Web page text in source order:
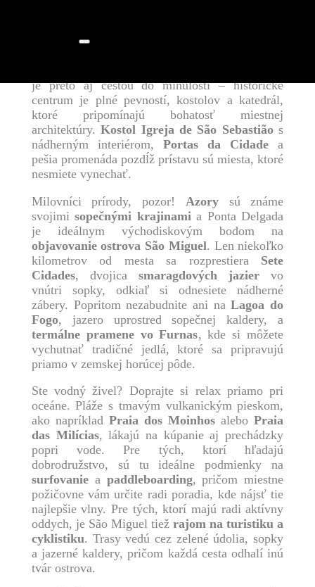
Mesto bolo oficiálne založené v
je preto aj cestou do minulosti – historické
centrum je plné pevností, kostolov a katedrál,
ktoré pripomínajú bohatosť miestnej
architektúry.Kostol Igreja de São Sebastiãos
nádherným interiérom, Portas da Cidade a
pešia promenáda pozdĺž prístavu sú miesta, ktoré
nesmiete vynechať.
Milovníci prírody, pozor! Azorysú známe
svojimisopečnými krajinami a Ponta Delgada
je ideálnym východiskovým bodom na
objavovanie ostrova São Miguel. Len niekoľko
kilometrov od mesta sa rozprestiera Sete
Cidades, dvojica smaragdových jazier vo
vnútri sopky, odkiaľ si odnesiete nádherné
zábery. Popritom nezabudnite ani naLagoa do
Fogo, jazero uprostred sopečnej kaldery, a
termálne pramene vo Furnas, kde si môžete
vychutnať tradičné jedlá, ktoré sa pripravujú
priamo v zemskej horúcej pôde.
Ste vodný živel? Doprajte si relax priamo pri
oceáne. Pláže s tmavým vulkanickým pieskom,
ako napríklad Praia dos Moinhos aleboPraia
das Milícias, lákajú na kúpanie aj prechádzky
popri vode. Pre tých, ktorí hľadajú
dobrodružstvo, sú tu ideálne podmienky na
surfovaniea paddleboarding, pričom miestne
požičovne vám určite radi poradia, kde nájsť tie
najlepšie vlny. Pre tých, ktorí majú radi aktívny
oddych, je São Miguel tiežrajom na turistiku a
cyklistiku. Trasy vedú cez zelené údolia, sopky
a jazerné kaldery, pričom každá cesta odhalí inú
tvár ostrova.